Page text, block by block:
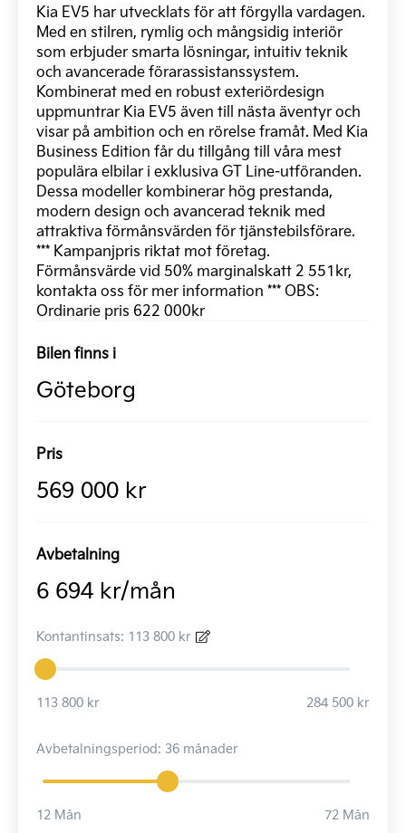
Kia EV5 har utvecklats för att förgylla vardagen.
Med en stilren, rymlig och mångsidig interiör
som erbjuder smarta lösningar, intuitiv teknik
och avancerade förarassistanssystem.
Kombinerat med en robust exteriördesign
uppmuntrar Kia EV5 även till nästa äventyr och
visar på ambition och en rörelse framåt. Med Kia
Business Edition får du tillgång till våra mest
populära elbilar i exklusiva GT Line-utföranden.
Dessa modeller kombinerar hög prestanda,
modern design och avancerad teknik med
attraktiva förmånsvärden för tjänstebilsförare.
*** Kampanjpris riktat mot företag.
Förmånsvärde vid 50% marginalskatt 2 551kr,
kontakta oss för mer information *** OBS:
Ordinarie pris 622 000kr
Bilen finns i
Göteborg
Pris
569 000 kr
Avbetalning
6 694 kr/mån
Kontantinsats: 113 800 kr
113 800 kr 284 500 kr
Avbetalningsperiod: 36 månader
12 Mån 72 Mån